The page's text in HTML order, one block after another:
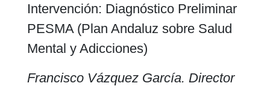
Intervención: Diagnóstico Preliminar
PESMA (Plan Andaluz sobre Salud
Mental y Adicciones)
Francisco Vázquez García. Director